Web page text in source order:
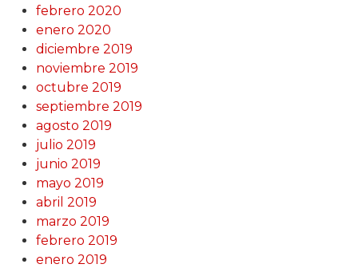
febrero 2020
enero 2020
diciembre 2019
noviembre 2019
octubre 2019
septiembre 2019
agosto 2019
julio 2019
junio 2019
mayo 2019
abril 2019
marzo 2019
febrero 2019
enero 2019